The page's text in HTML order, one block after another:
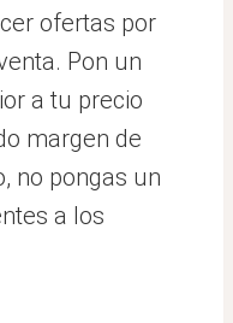
ofertas por
Pon un
a tu precio
margen de
no pongas un
a los